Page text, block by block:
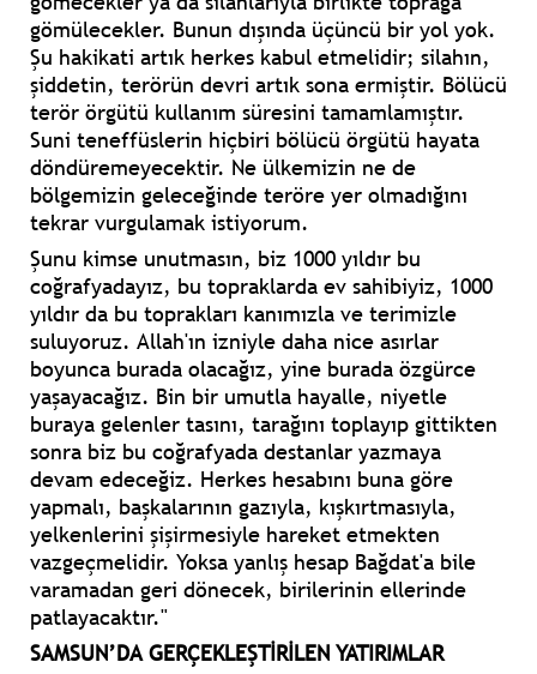
gömülecekler. Bunun dışında üçüncü bir yol yok.
Şu hakikati artık herkes kabul etmelidir; silahın,
şiddetin, terörün devri artık sona ermiştir. Bölücü
terör örgütü kullanım süresini tamamlamıştır.
Suni teneffüslerin hiçbiri bölücü örgütü hayata
döndüremeyecektir. Ne ülkemizin ne de
bölgemizin geleceğinde teröre yer olmadığını
tekrar vurgulamak istiyorum.
Şunu kimse unutmasın, biz 1000 yıldır bu
coğrafyadayız, bu topraklarda ev sahibiyiz, 1000
yıldır da bu toprakları kanımızla ve terimizle
suluyoruz. Allah'ın izniyle daha nice asırlar
boyunca burada olacağız, yine burada özgürce
yaşayacağız. Bin bir umutla hayalle, niyetle
buraya gelenler tasını, tarağını toplayıp gittikten
sonra biz bu coğrafyada destanlar yazmaya
devam edeceğiz. Herkes hesabını buna göre
yapmalı, başkalarının gazıyla, kışkırtmasıyla,
yelkenlerini şişirmesiyle hareket etmekten
vazgeçmelidir. Yoksa yanlış hesap Bağdat'a bile
varamadan geri dönecek, birilerinin ellerinde
patlayacaktır."
SAMSUN’DA GERÇEKLEŞTİRİLEN YATIRIMLAR